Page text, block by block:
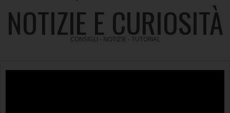
NOTIZIE E CURIOSITÀ
CONSIGLI - NOTIZIE - TUTORIAL